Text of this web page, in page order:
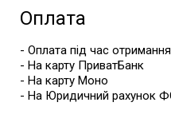
Оплата
- Оплата під час отримання
- На карту ПриватБанк
- На карту Моно
- На Юридичний рахунок